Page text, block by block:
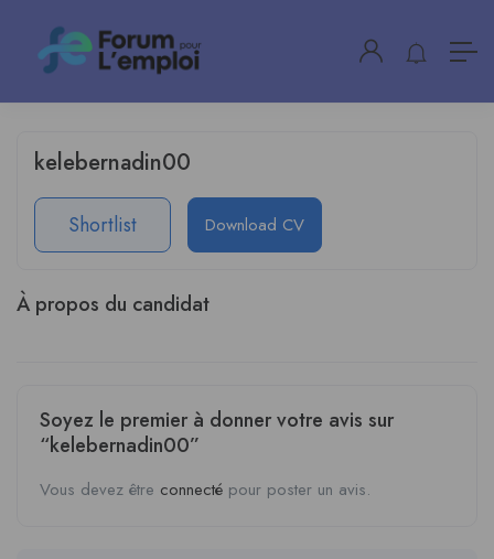
kelebernadin00
Shortlist Download CV
À propos du candidat
Soyez le premier à donner votre avis sur
“kelebernadin00”
Vous devez être connecté pour poster un avis.